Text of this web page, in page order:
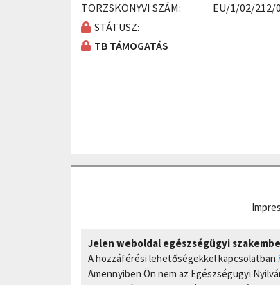
TÖRZSKÖNYVI SZÁM:
EU/1/02/212/
STÁTUSZ:
TB TÁMOGATÁS
Jelen weboldal egészségügyi
A hozzáférési lehetőségekkel kapcsolatban
Amennyiben Ön nem az Egészségügyi